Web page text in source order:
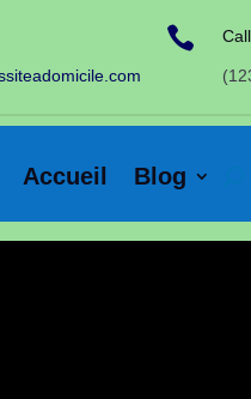

Accueil Blog